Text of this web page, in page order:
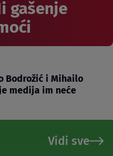
gašenje
Bodrožić i Mihailo
medija im neće
Vidi sve